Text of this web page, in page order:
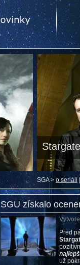
SGA > o seriáli
SGU získalo
Pred
už